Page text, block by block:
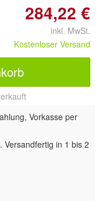
284,22 €
inkl. MwSt.
Kostenloser Versand
Vorkasse per
Versandfertig in 1 bis 2